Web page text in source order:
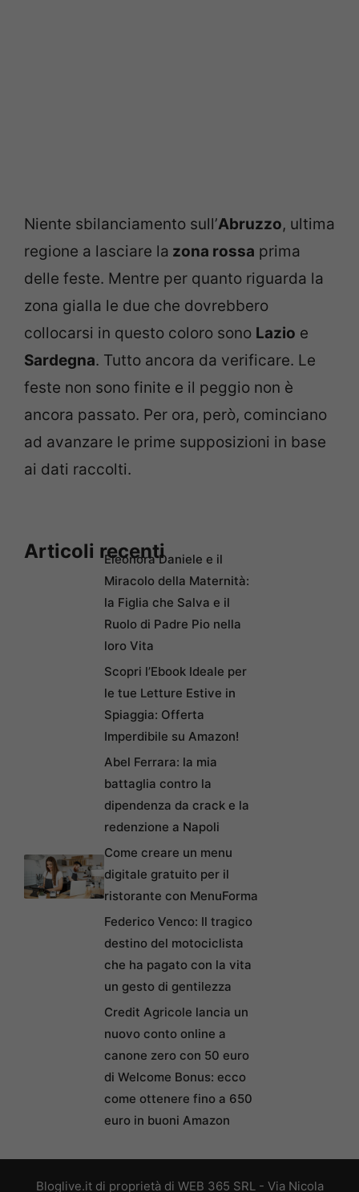
Niente sbilanciamento sull’Abruzzo, ultima
regione a lasciare la zona rossa prima
delle feste. Mentre per quanto riguarda la
zona gialla le due che dovrebbero
collocarsi in questo coloro sono Lazio e
Sardegna. Tutto ancora da verificare. Le
feste non sono finite e il peggio non è
ancora passato. Per ora, però, cominciano
ad avanzare le prime supposizioni in base
ai dati raccolti.
Articoli recentiEleonora Daniele e il
Miracolo della Maternità:
la Figlia che Salva e il
Ruolo di Padre Pio nella
loro Vita
Scopri l’Ebook Ideale per
le tue Letture Estive in
Spiaggia: Offerta
Imperdibile su Amazon!
Abel Ferrara: la mia
battaglia contro la
dipendenza da crack e la
redenzione a Napoli
Come creare un menu
digitale gratuito per il
ristorante con MenuForma
Federico Venco: Il tragico
destino del motociclista
che ha pagato con la vita
un gesto di gentilezza
Credit Agricole lancia un
nuovo conto online a
canone zero con 50 euro
di Welcome Bonus: ecco
come ottenere fino a 650
euro in buoni Amazon
Bloglive.it di proprietà di WEB 365 SRL - Via Nicola